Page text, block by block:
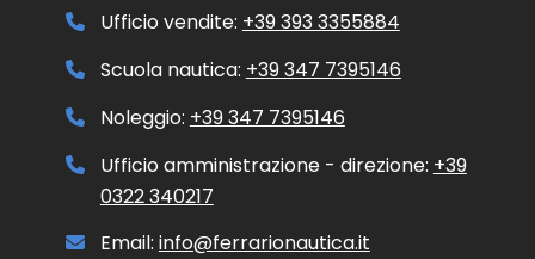
p
r
o
m
o
z
i
o
l
Ufficio vendite: +39 393 3355884
Scuola nautica: +39 347 7395146
Noleggio: +39 347 7395146
Ufficio amministrazione - direzione: +39
0322 340217
Email: info@ferrarionautica.it